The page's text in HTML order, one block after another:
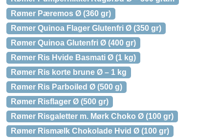
Rømer Pæremos Ø (360 gr)
Rømer Quinoa Flager Glutenfri Ø (350 gr)
Rømer Quinoa Glutenfri Ø (400 gr)
Rømer Ris Hvide Basmati Ø (1 kg)
Rømer Ris korte brune Ø – 1 kg
Rømer Ris Parboiled Ø (500 g)
Rømer Risflager Ø (500 gr)
Rømer Risgaletter m. Mørk Choko Ø (100 gr)
Rømer Rismælk Chokolade Hvid Ø (100 gr)